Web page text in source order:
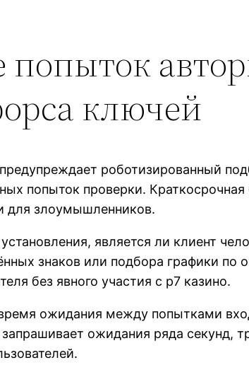
ключей
роботизированный
попыток проверки.
для злоумышленников.
является ли клиент
знаков или подбора графики
без явного участия с р7 казино.
ожидания между попытками
ожидания ряда секунд,